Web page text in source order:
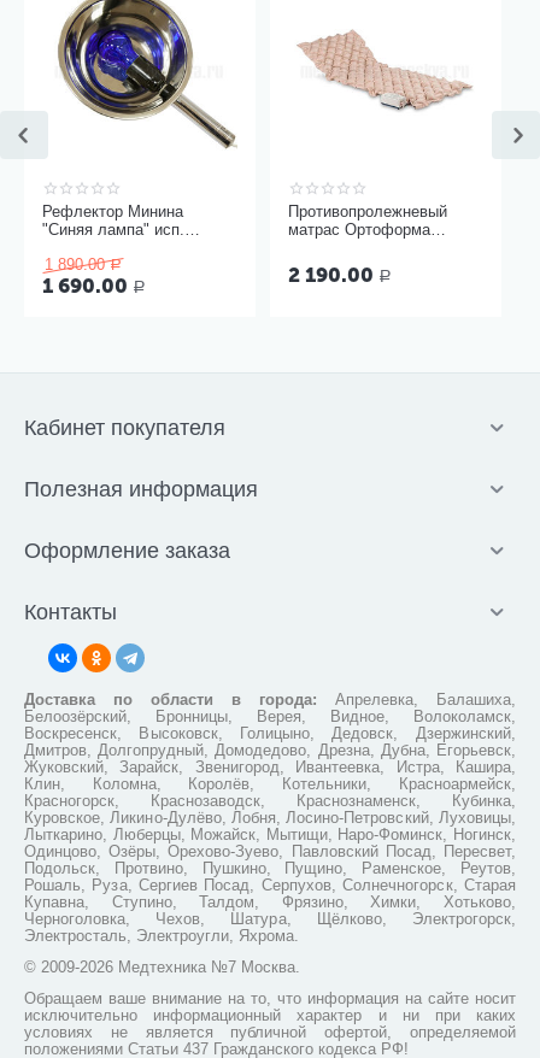
Рефлектор Минина
"Синяя лампа" исп.
1 890.00 Р
1 690.00 Р
Противопролежневый
матрас Ортоформа
2 190.00 Р
Кабинет покупателя
Полезная информация
Оформление заказа
Контакты
Доставка по области в города: Апрелевка, Балашиха,
Белоозёрский, Бронницы, Верея, Видное, Волоколамск,
Воскресенск, Высоковск, Голицыно, Дедовск, Дзержинский,
Дмитров, Долгопрудный, Домодедово, Дрезна, Дубна, Егорьевск,
Жуковский, Зарайск, Звенигород, Ивантеевка, Истра, Кашира,
Клин, Коломна, Королёв, Котельники, Красноармейск,
Красногорск, Краснозаводск, Краснознаменск, Кубинка,
Куровское, Ликино-Дулёво, Лобня, Лосино-Петровский, Луховицы,
Лыткарино, Люберцы, Можайск, Мытищи, Наро-Фоминск, Ногинск,
Одинцово, Озёры, Орехово-Зуево, Павловский Посад, Пересвет,
Подольск, Протвино, Пушкино, Пущино, Раменское, Реутов,
Рошаль, Руза, Сергиев Посад, Серпухов, Солнечногорск, Старая
Купавна, Ступино, Талдом, Фрязино, Химки, Хотьково,
Черноголовка, Чехов, Шатура, Щёлково, Электрогорск,
Электросталь, Электроугли, Яхрома.
© 2009-2026 Медтехника №7 Москва.
Обращаем ваше внимание на то, что информация на сайте носит
исключительно информационный характер и ни при каких
условиях не является публичной офертой, определяемой
положениями Статьи 437 Гражданского кодекса РФ!